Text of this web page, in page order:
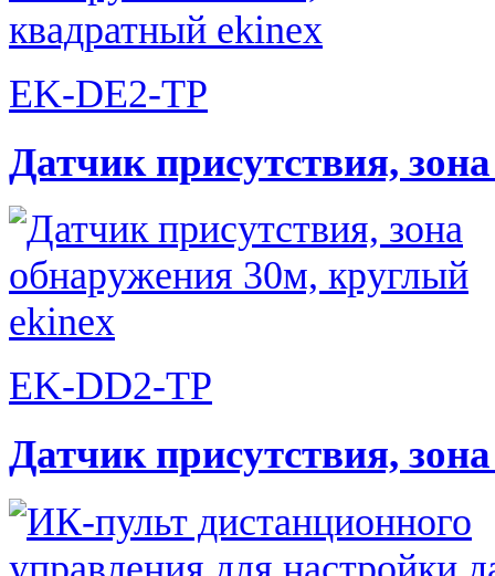
EK-DE2-TP
Датчик присутствия,
EK-DD2-TP
Датчик присутствия,